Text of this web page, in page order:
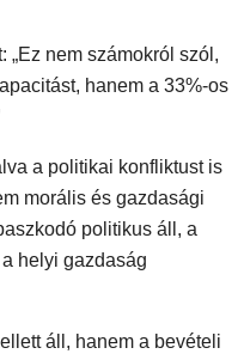
„Ez nem számokról szól,
hanem a 33%-os
a politikai konfliktust is
morális és gazdasági
politikus áll, a
helyi gazdaság
áll, hanem a bevételi